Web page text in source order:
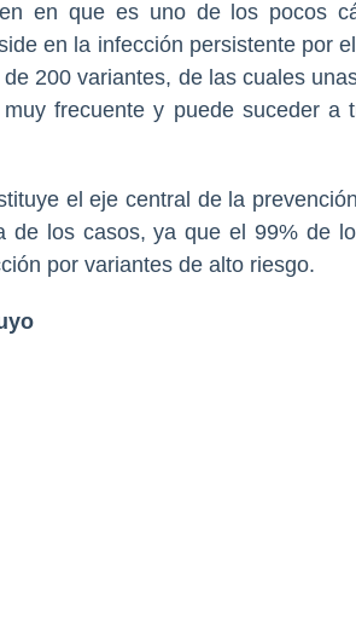
en que es uno de los pocos
en la infección persistente por
200 variantes, de las cuales
frecuente y puede suceder a
el eje central de la
de los casos, ya que el 99% de
por variantes de alto riesgo.